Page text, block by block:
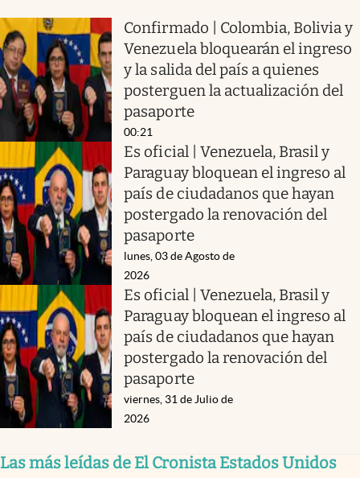
Confirmado | Colombia, Bolivia y
Venezuela bloquearán el ingreso
y la salida del país a quienes
posterguen la actualización del
pasaporte
00:21
Es oficial | Venezuela, Brasil y
Paraguay bloquean el ingreso al
país de ciudadanos que hayan
postergado la renovación del
pasaporte
lunes, 03 de Agosto de
2026
Es oficial | Venezuela, Brasil y
Paraguay bloquean el ingreso al
país de ciudadanos que hayan
postergado la renovación del
pasaporte
viernes, 31 de Julio de
2026
Las más leídas de El Cronista Estados Unidos